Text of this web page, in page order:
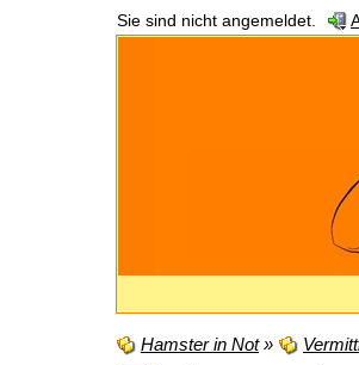
Sie sind nicht angemeldet.
Hamster in Not»